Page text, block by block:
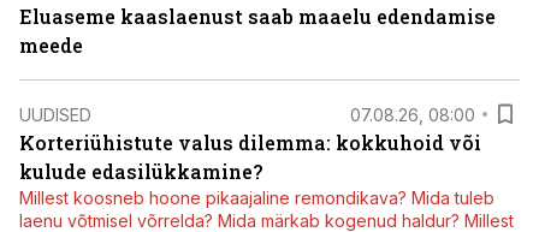
Eluaseme kaaslaenust saab maaelu edendamise
meede
UUDISED 07.08.26, 08:00
Korteriühistute valus dilemma: kokkuhoid või
kulude edasilükkamine?
Millest koosneb hoone pikaajaline remondikava? Mida tuleb
laenu võtmisel võrrelda? Mida märkab kogenud haldur? Millest